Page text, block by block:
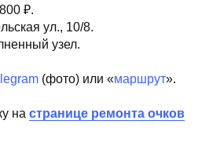
₽.
ул., 10/8.
узел.
(фото) или «маршрут».
на странице ремонта очков